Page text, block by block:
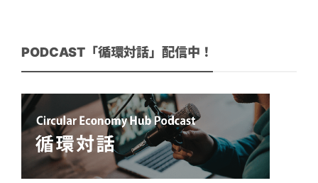
PODCAST「循環対話」配信中！